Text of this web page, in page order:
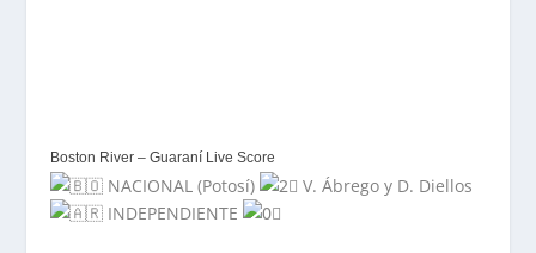
Boston River – Guaraní Live Score
NACIONAL (Potosí)
V. Ábrego y D. Diellos
INDEPENDIENTE